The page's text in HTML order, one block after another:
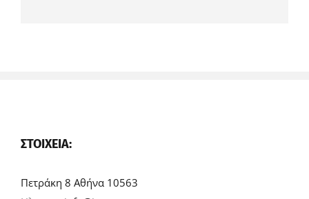
ΣΤΟΙΧΕΊΑ:
Πετράκη 8 Αθήνα 10563